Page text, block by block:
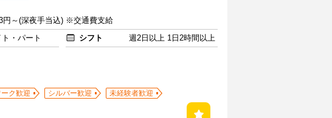
円～(深夜手当込) ※交通費支給
・パート シフト
週2日以上 1日2時間以上
ク歓迎 シルバー歓迎
未経験者歓迎